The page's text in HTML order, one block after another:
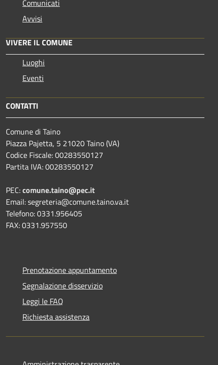
Comunicati
Avvisi
VIVERE IL COMUNE
Luoghi
Eventi
CONTATTI
Comune di Taino
Piazza Pajetta, 5 21020 Taino (VA)
Codice Fiscale: 00283550127
Partita IVA: 00283550127
PEC:comune.taino@pec.it
Email: segreteria@comune.taino.va.it
Telefono: 0331.956405
FAX: 0331.957550
Prenotazione appuntamento
Segnalazione disservizio
Leggi le FAQ
Richiesta assistenza